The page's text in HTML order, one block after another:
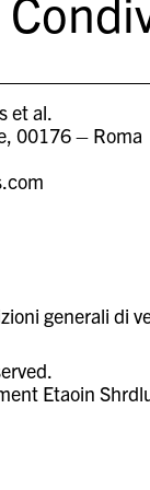
et al.
00176 – Roma
generali di
Etaoin